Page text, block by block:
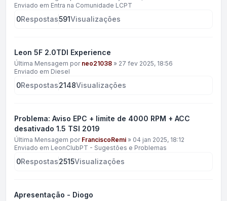
Enviado em Entra na Comunidade LCPT
0Respostas591Visualizações
Leon 5F 2.0TDI Experience
Última Mensagem por neo21038 » 27 fev 2025, 18:56
Enviado em Diesel
0Respostas2148Visualizações
Problema: Aviso EPC + limite de 4000 RPM + ACC
desativado 1.5 TSI 2019
Última Mensagem por FranciscoRemi » 04 jan 2025, 18:12
Enviado em LeonClubPT - Sugestões e Problemas
0Respostas2515Visualizações
Apresentação - Diogo